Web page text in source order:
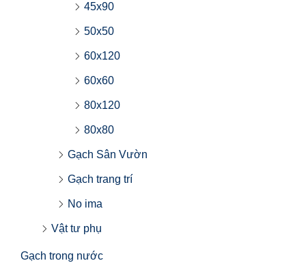
45x90
50x50
60x120
60x60
80x120
80x80
Gạch Sân Vườn
Gạch trang trí
No ima
Vật tư phụ
Gạch trong nước